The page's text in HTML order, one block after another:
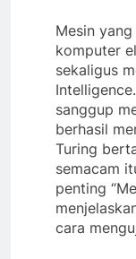
Mesin
komputer
sekaligus
sanggup
berhasil
Turing
semacam
penting
cara